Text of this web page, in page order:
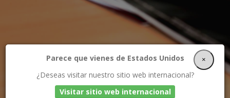
Parece que vienes de Estados Unidos
¿Deseas visitar nuestro sitio web internacional?
Visitar sitio web internacional
×